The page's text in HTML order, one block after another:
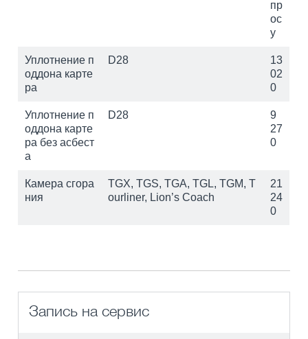
пр
ос
у
Уплотнение п
оддона карте
ра
D28
13
02
0
Уплотнение п
оддона карте
ра без асбест
а
D28
9
27
0
Камера сгора
ния
TGX, TGS, TGA, TGL, TGM, T
ourliner, Lion’s Coach
21
24
0
Запись на сервис